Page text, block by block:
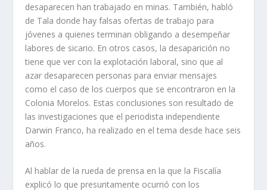
desaparecen han trabajado en minas. También, habló
de Tala donde hay falsas ofertas de trabajo para
jóvenes a quienes terminan obligando a desempeñar
labores de sicario. En otros casos, la desaparición no
tiene que ver con la explotación laboral, sino que al
azar desaparecen personas para enviar mensajes
como el caso de los cuerpos que se encontraron en la
Colonia Morelos. Estas conclusiones son resultado de
las investigaciones que el periodista independiente
Darwin Franco, ha realizado en el tema desde hace seis
años.
Al hablar de la rueda de prensa en la que la Fiscalía
explicó lo que presuntamente ocurrió con los